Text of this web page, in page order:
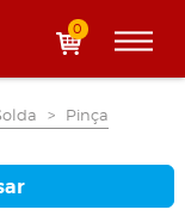
0
> Pinça